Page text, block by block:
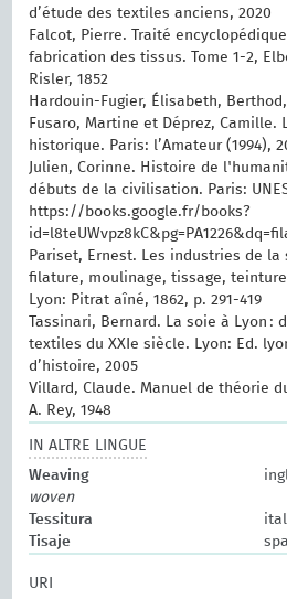
d’étude des textiles anciens, 2020
Falcot, Pierre. Traité
fabrication des tissus. Tome 1-2,
Risler, 1852
Hardouin-Fugier, Élisabeth,
Fusaro, Martine et Déprez, Camille.
historique. Paris: l’Amateur (1994),
Julien, Corinne. Histoire de
débuts de la civilisation. Paris:
https://books.google.fr/books?
Pariset, Ernest. Les industries de
filature, moulinage, tissage,
Lyon: Pitrat aîné, 1862, p. 291-419
Tassinari, Bernard. La soie à Lyon :
textiles du XXIe siècle. Lyon: Ed.
d’histoire, 2005
Villard, Claude. Manuel de théorie
A. Rey, 1948
IN ALTRE LINGUE
Weaving
woven
Tessitura
Tisaje
URI